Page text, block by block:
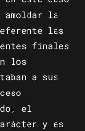
la
las
finales
los
a sus
el
y es